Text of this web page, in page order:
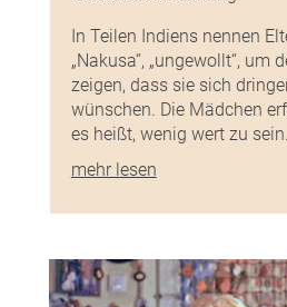
In Teilen Indiens nennen
„Nakusa“, „ungewollt“, um
zeigen, dass sie sich
wünschen. Die Mädchen
es heißt, wenig wert zu sein.
mehr lesen